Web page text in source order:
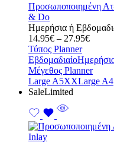
Προσωποποιημένη
& Do
Ημερήσια ή
14.95€ – 27.95€Price
through
27.95€
Τύπος Planner
Εβδομαδιαίο
Μέγεθος Planner
Large A5XXLarge A4
SaleLimited